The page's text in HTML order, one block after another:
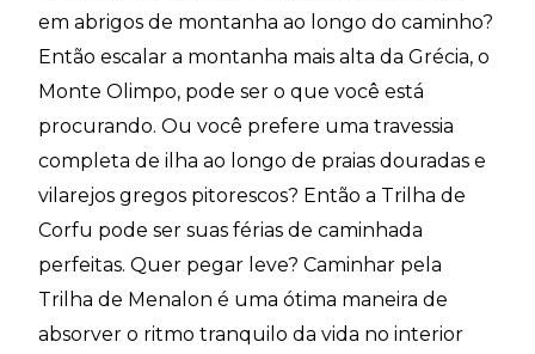
em abrigos de montanha ao longo do caminho?
Então escalar a montanha mais alta da Grécia, o
Monte Olimpo, pode ser o que você está
procurando. Ou você prefere uma travessia
completa de ilha ao longo de praias douradas e
vilarejos gregos pitorescos? Então a Trilha de
Corfu pode ser suas férias de caminhada
perfeitas. Quer pegar leve? Caminhar pela
Trilha de Menalon é uma ótima maneira de
absorver o ritmo tranquilo da vida no interior